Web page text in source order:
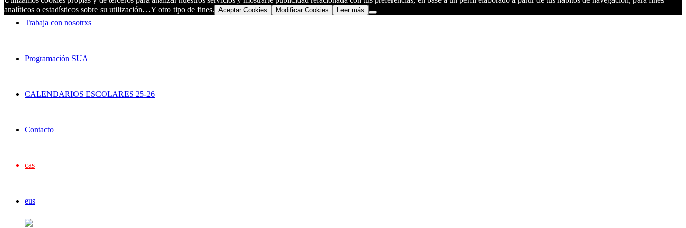
Trabaja con nosotrxs
Programación SUA
CALENDARIOS ESCOLARES 25-26
Contacto
cas
eus
analíticos o estadísticos sobre su utilización…Y otro tipo de fines. Aceptar Cookies Modificar Cookies Leer más